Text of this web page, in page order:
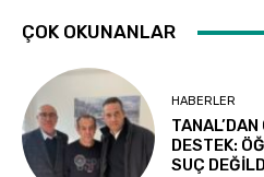
ÇOK OKUNANLAR
HABERLER
DESTEK:
SUÇ